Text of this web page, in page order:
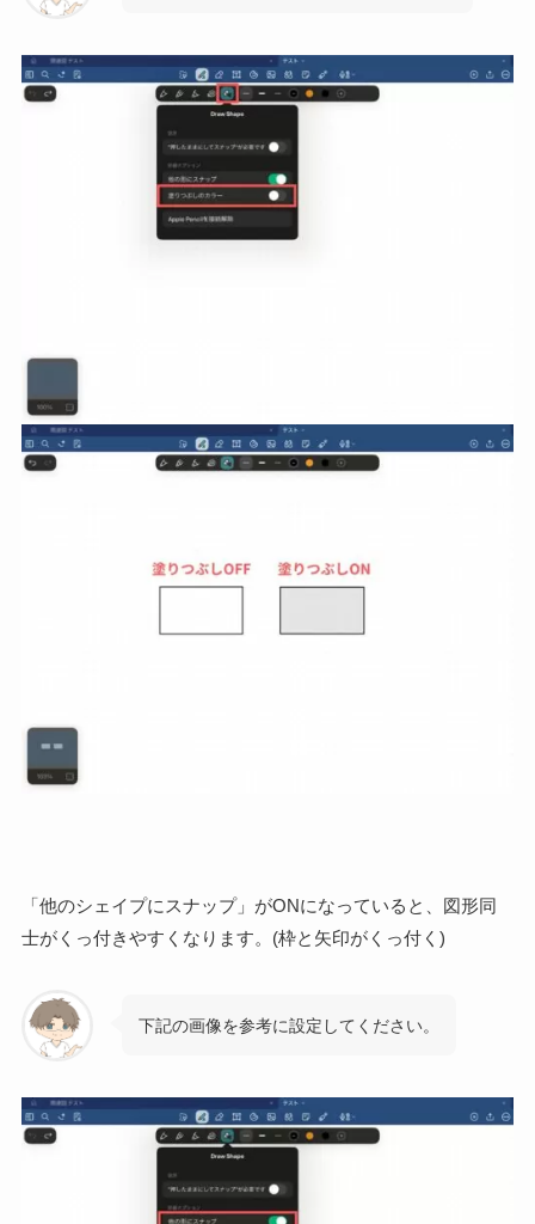
「他のシェイプにスナップ」がONになっていると、図形同
士がくっ付きやすくなります。(枠と矢印がくっ付く)
下記の画像を参考に設定してください。